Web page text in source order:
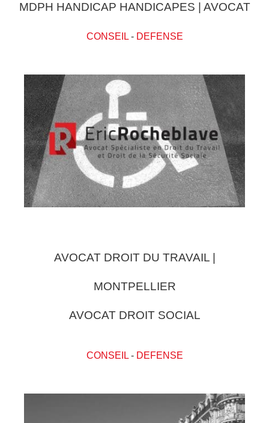
MDPH HANDICAP HANDICAPES | AVOCAT
CONSEIL- DEFENSE
AVOCAT DROIT DU TRAVAIL |
MONTPELLIER
AVOCAT DROIT SOCIAL
CONSEIL- DEFENSE